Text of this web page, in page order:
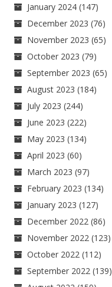
January 2024 (147)
December 2023 (76)
November 2023 (65)
October 2023 (79)
September 2023 (65)
August 2023 (184)
July 2023 (244)
June 2023 (222)
May 2023 (134)
April 2023 (60)
March 2023 (97)
February 2023 (134)
January 2023 (127)
December 2022 (86)
November 2022 (123)
October 2022 (112)
September 2022 (139)